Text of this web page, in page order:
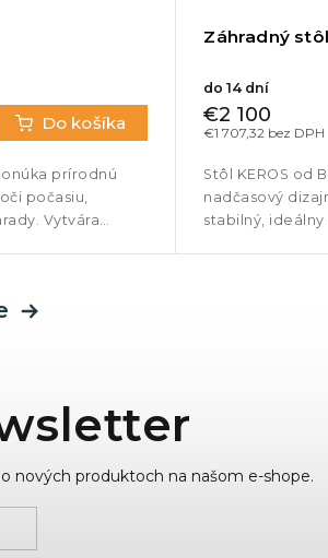
Do košíka
prírodnú
počasiu,
Vytvára
Záhradný stôl
do 14 dní
€1 707,32 bez DPH
€2 100
Stôl KEROS od
nadčasový
stabilný,
nových produktoch na našom e-shope.